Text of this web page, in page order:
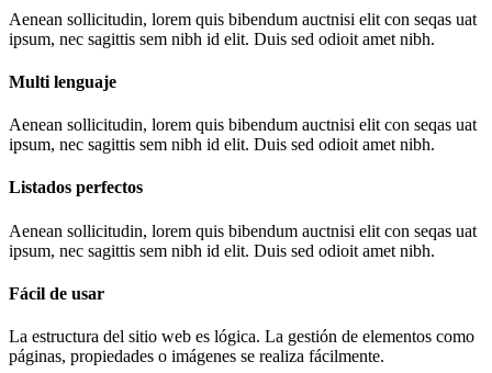
Aenean sollicitudin, lorem quis bibendum auctnisi elit con seqas uat
ipsum, nec sagittis sem nibh id elit. Duis sed odioit amet nibh.
Multi lenguaje
Aenean sollicitudin, lorem quis bibendum auctnisi elit con seqas uat
ipsum, nec sagittis sem nibh id elit. Duis sed odioit amet nibh.
Listados perfectos
Aenean sollicitudin, lorem quis bibendum auctnisi elit con seqas uat
ipsum, nec sagittis sem nibh id elit. Duis sed odioit amet nibh.
Fácil de usar
La estructura del sitio web es lógica. La gestión de elementos como
páginas, propiedades o imágenes se realiza fácilmente.